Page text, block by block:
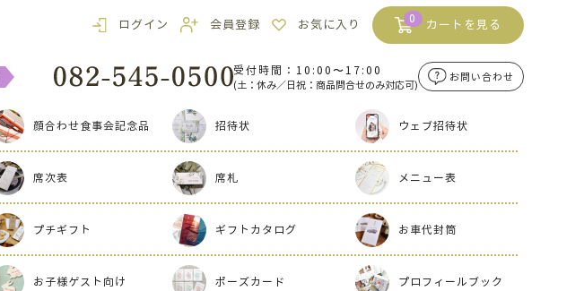
ログイン 会員登録 お気に入り 0 カートを見る
受付時間：10:00〜17:00
(土：休み／日祝：商品問合せのみ対応可)
お問い合わせ
顔合わせ食事会記念品 招待状 ウェブ招待状
席次表 席札 メニュー表
プチギフト ギフトカタログ お車代封筒
お子様ゲスト向け ポーズカード プロフィールブック